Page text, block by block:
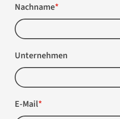
Nachname*
Unternehmen
E-Mail*